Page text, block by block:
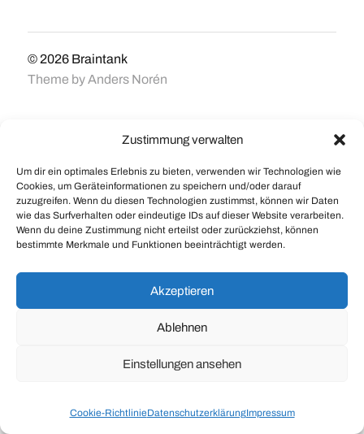
Zustimmung verwalten
Um dir ein optimales Erlebnis zu bieten, verwenden wir Technologien wie
Cookies, um Geräteinformationen zu speichern und/oder darauf
zuzugreifen. Wenn du diesen Technologien zustimmst, können wir Daten
wie das Surfverhalten oder eindeutige IDs auf dieser Website verarbeiten.
Wenn du deine Zustimmung nicht erteilst oder zurückziehst, können
bestimmte Merkmale und Funktionen beeinträchtigt werden.
Akzeptieren
Ablehnen
Einstellungen ansehen
Cookie-RichtlinieDatenschutzerklärungImpressum
© 2026 Braintank
Theme byAnders Norén